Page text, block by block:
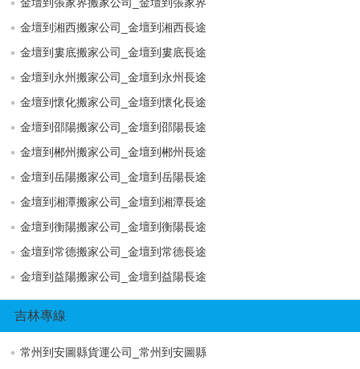
金壇到張家界搬家公司_金壇到張家界
金壇到湘西搬家公司_金壇到湘西長途
金壇到婁底搬家公司_金壇到婁底長途
金壇到永州搬家公司_金壇到永州長途
金壇到懷化搬家公司_金壇到懷化長途
金壇到邵陽搬家公司_金壇到邵陽長途
金壇到郴州搬家公司_金壇到郴州長途
金壇到岳陽搬家公司_金壇到岳陽長途
金壇到湘潭搬家公司_金壇到湘潭長途
金壇到衡陽搬家公司_金壇到衡陽長途
金壇到常德搬家公司_金壇到常德長途
金壇到益陽搬家公司_金壇到益陽長途
吉林專線
常州到安圖縣貨運公司_常州到安圖縣